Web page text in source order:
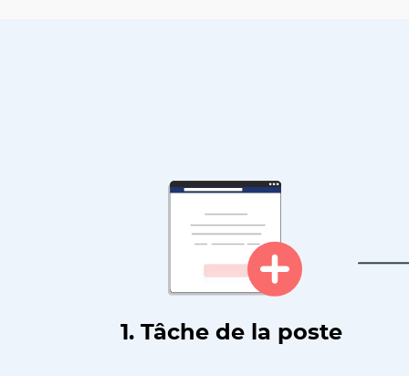
1. Tâche de la poste